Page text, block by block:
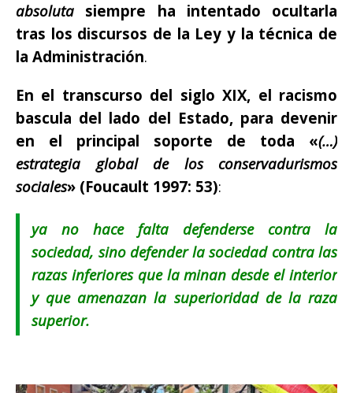
absoluta siempre ha intentado ocultarla
tras los discursos de la Ley y la técnica de
la Administración.
En el transcurso del siglo XIX, el racismo
bascula del lado del Estado, para devenir
en el principal soporte de toda «(…)
estrategia global de los conservadurismos
sociales» (Foucault 1997: 53):
ya no hace falta defenderse contra la
sociedad, sino defender la sociedad contra las
razas inferiores que la minan desde el interior
y que amenazan la superioridad de la raza
superior.